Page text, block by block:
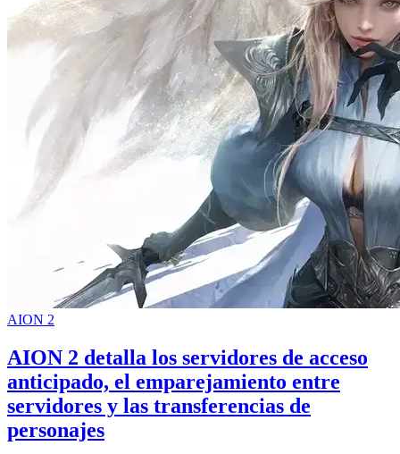
AION 2
AION 2 detalla los servidores de acceso
anticipado, el emparejamiento entre
servidores y las transferencias de
personajes